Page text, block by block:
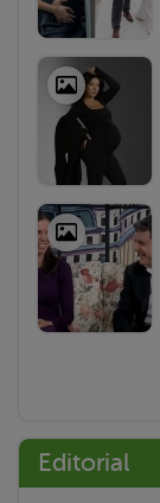
Editorial